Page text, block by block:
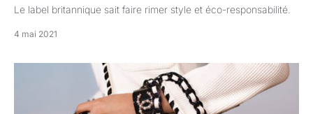
Le label britannique sait faire rimer style et éco-responsabilité.
4 mai 2021